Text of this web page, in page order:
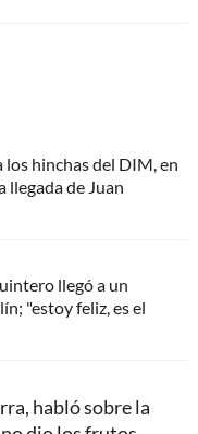
hinchas del DIM, en
llegada de Juan
llegó a un
"estoy feliz, es el
habló sobre la